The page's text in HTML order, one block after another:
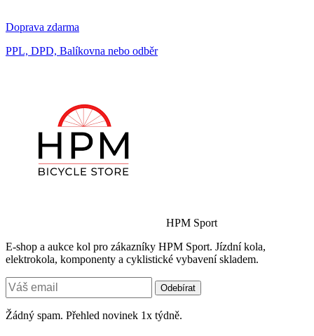
Doprava zdarma
PPL, DPD, Balíkovna nebo odběr
HPM Sport
E-shop a aukce kol pro zákazníky HPM Sport. Jízdní kola,
elektrokola, komponenty a cyklistické vybavení skladem.
Odebírat
Žádný spam. Přehled novinek 1x týdně.